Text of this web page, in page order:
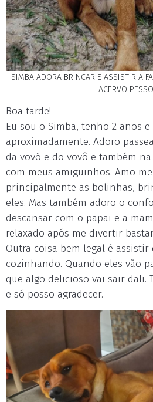
SIMBA ADORA BRINCAR E ASSISTIR A
ACERVO
Boa tarde!
Eu sou o Simba, tenho 2 anos e
aproximadamente. Adoro
da vovó e do vovô e também
com meus amiguinhos. Amo
principalmente as bolinhas,
eles. Mas também adoro o
descansar com o papai e a
relaxado após me divertir
Outra coisa bem legal é assistir
cozinhando. Quando eles vão
que algo delicioso vai sair dali.
e só posso agradecer.